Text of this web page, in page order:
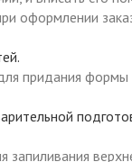
оформлении
придания формы